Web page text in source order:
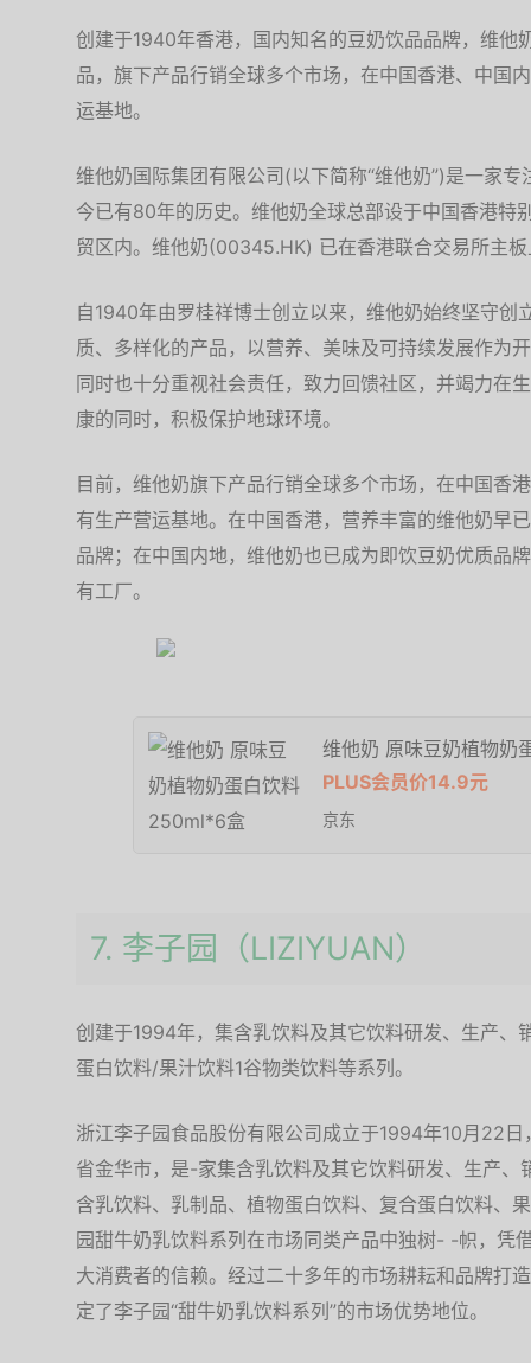
创建于1940年香港，国内知名的豆奶饮品品牌，维他
品，旗下产品行销全球多个市场，在中国香港、中国
运基地。
维他奶国际集团有限公司(以下简称“维他奶”)是一家
今已有80年的历史。维他奶全球总部设于中国香港特
贸区内。维他奶(00345.HK) 已在香港联合交易所主
自1940年由罗桂祥博士创立以来，维他奶始终坚守创
质、多样化的产品，以营养、美味及可持续发展作为
同时也十分重视社会责任，致力回馈社区，并竭力在
康的同时，积极保护地球环境。
目前，维他奶旗下产品行销全球多个市场，在中国香
有生产营运基地。在中国香港，营养丰富的维他奶早
品牌；在中国内地，维他奶也已成为即饮豆奶优质品
有工厂。
维他奶 原味豆奶植物奶
PLUS会员价14.9元
京东
7. 李子园（LIZIYUAN）
创建于1994年，集含乳饮料及其它饮料研发、生产、
蛋白饮料/果汁饮料1谷物类饮料等系列。
浙江李子园食品股份有限公司成立于1994年10月22
省金华市，是-家集含乳饮料及其它饮料研发、生产
含乳饮料、乳制品、植物蛋白饮料、复合蛋白饮料、
园甜牛奶乳饮料系列在市场同类产品中独树- -帜，凭
大消费者的信赖。经过二十多年的市场耕耘和品牌打
定了李子园“甜牛奶乳饮料系列”的市场优势地位。